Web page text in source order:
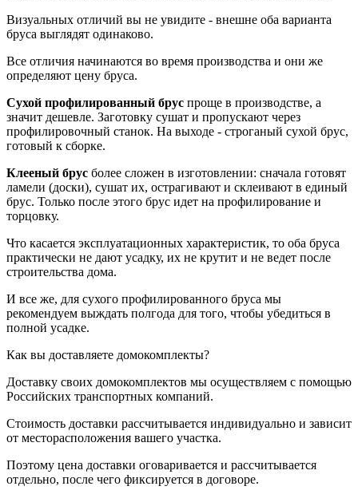
Визуальных отличий вы не увидите - внешне оба варианта
бруса выглядят одинаково.
Все отличия начинаются во время производства и они же
определяют цену бруса.
Сухой профилированный брус проще в производстве, а
значит дешевле. Заготовку сушат и пропускают через
профилировочный станок. На выходе - строганый сухой брус,
готовый к сборке.
Клееный брус более сложен в изготовлении: сначала готовят
ламели (доски), сушат их, острагивают и склеивают в единый
брус. Только после этого брус идет на профилирование и
торцовку.
Что касается эксплуатационных характеристик, то оба бруса
практически не дают усадку, их не крутит и не ведет после
строительства дома.
И все же, для сухого профилированного бруса мы
рекомендуем выждать полгода для того, чтобы убедиться в
полной усадке.
Как вы доставляете домокомплекты?
Доставку своих домокомплектов мы осуществляем с помощью
Российских транспортных компаний.
Стоимость доставки рассчитывается индивидуально и зависит
от месторасположения вашего участка.
Поэтому цена доставки оговаривается и рассчитывается
отдельно, после чего фиксируется в договоре.